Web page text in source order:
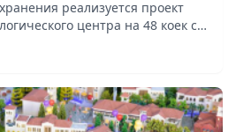
реализуется проект
центра на 48 коек с
и
кабинетами, сообщает